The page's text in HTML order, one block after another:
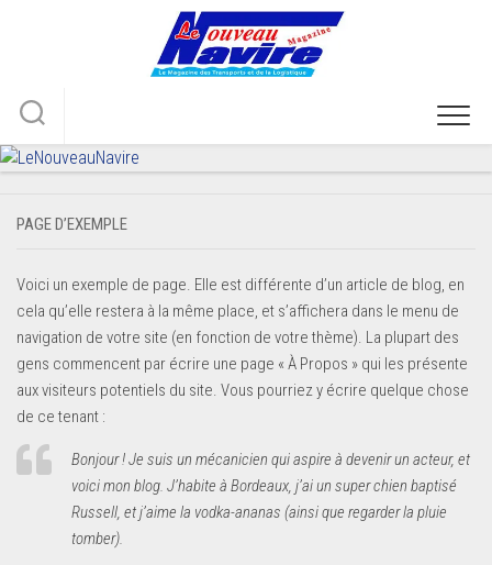
PAGE D’EXEMPLE
Voici un exemple de page. Elle est différente d’un article de blog, en
cela qu’elle restera à la même place, et s’affichera dans le menu de
navigation de votre site (en fonction de votre thème). La plupart des
gens commencent par écrire une page « À Propos » qui les présente
aux visiteurs potentiels du site. Vous pourriez y écrire quelque chose
de ce tenant :
Bonjour ! Je suis un mécanicien qui aspire à devenir un acteur, et
voici mon blog. J’habite à Bordeaux, j’ai un super chien baptisé
Russell, et j’aime la vodka-ananas (ainsi que regarder la pluie
tomber).